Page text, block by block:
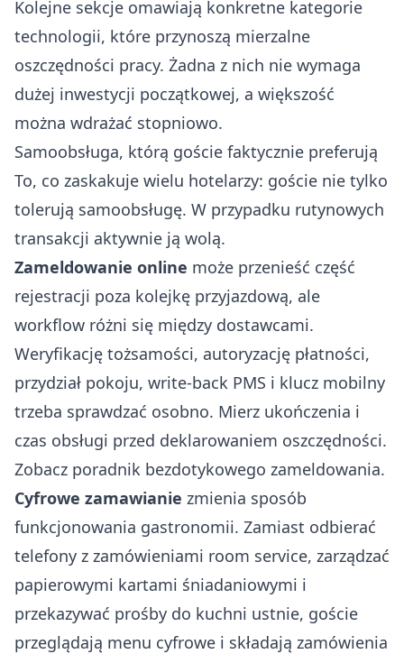
Kolejne sekcje omawiają konkretne kategorie
technologii, które przynoszą mierzalne
oszczędności pracy. Żadna z nich nie wymaga
dużej inwestycji początkowej, a większość
można wdrażać stopniowo.
Samoobsługa, którą goście faktycznie preferują
To, co zaskakuje wielu hotelarzy: goście nie tylko
tolerują samoobsługę. W przypadku rutynowych
transakcji aktywnie ją wolą.
Zameldowanie online może przenieść część
rejestracji poza kolejkę przyjazdową, ale
workflow różni się między dostawcami.
Weryfikację tożsamości, autoryzację płatności,
przydział pokoju, write-back PMS i klucz mobilny
trzeba sprawdzać osobno. Mierz ukończenia i
czas obsługi przed deklarowaniem oszczędności.
Zobacz poradnik bezdotykowego zameldowania.
Cyfrowe zamawianie zmienia sposób
funkcjonowania gastronomii. Zamiast odbierać
telefony z zamówieniami room service, zarządzać
papierowymi kartami śniadaniowymi i
przekazywać prośby do kuchni ustnie, goście
przeglądają menu cyfrowe i składają zamówienia